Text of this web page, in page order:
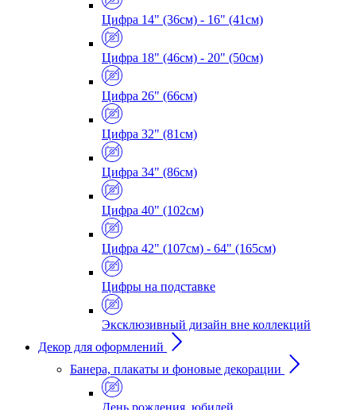
Цифра 14" (36см) - 16" (41см)
Цифра 18" (46см) - 20" (50см)
Цифра 26" (66см)
Цифра 32" (81см)
Цифра 34" (86см)
Цифра 40" (102см)
Цифра 42" (107см) - 64" (165см)
Цифры на подставке
Эксклюзивный дизайн вне коллекций
Декор для оформлений
Банера, плакаты и фоновые декорации
День рождения, юбилей